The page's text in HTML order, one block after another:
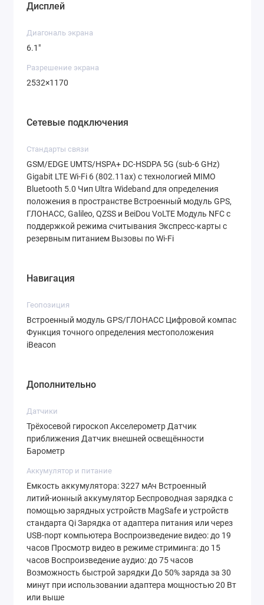
Дисплей
Диагональ экрана
6.1"
Разрешение экрана
2532×1170
Сетевые подключения
Стандарты связи
GSM/EDGE UMTS/HSPA+ DC‑HSDPA 5G (sub-6 GHz)
Gigabit LTE Wi‑Fi 6 (802.11ax) с технологией MIMO
Bluetooth 5.0 Чип Ultra Wideband для определения
положения в пространстве Встроенный модуль GPS,
ГЛОНАСС, Galileo, QZSS и BeiDou VoLTE Модуль NFC с
поддержкой режима считывания Экспресс‑карты с
резервным питанием Вызовы по Wi‑Fi
Навигация
Геопозиция
Встроенный модуль GPS/ГЛОНАСС Цифровой компас
Функция точного определения местоположения
iBeacon
Дополнительно
Датчики
Трёхосевой гироскоп Акселерометр Датчик
приближения Датчик внешней освещённости
Барометр
Аккумулятор и питание
Емкость аккумулятора: 3227 мАч Встроенный
литий‑ионный аккумулятор Беспроводная зарядка с
помощью зарядных устройств MagSafe и устройств
стандарта Qi Зарядка от адаптера питания или через
USB‑порт компьютера Воспроиз­ведение видео: до 19
часов Просмотр видео в режиме стриминга: до 15
часов Воспроиз­ведение аудио: до 75 часов
Возможность быстрой зарядки До 50% заряда за 30
минут при использовании адаптера мощностью 20 Вт
или выше